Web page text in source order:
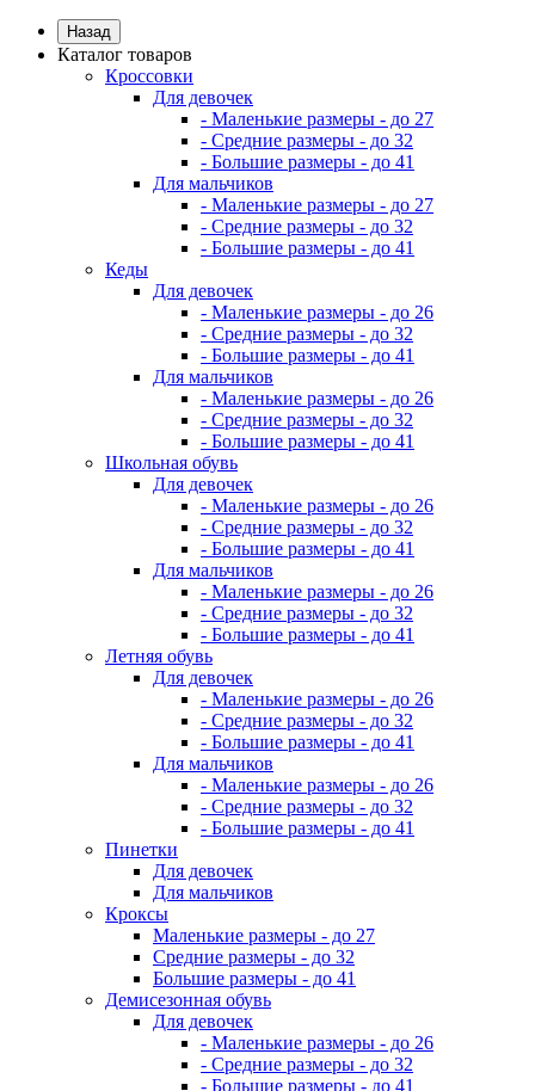
Назад
Каталог товаров
Кроссовки
Для девочек
- Маленькие размеры - до 27
- Средние размеры - до 32
- Большие размеры - до 41
Для мальчиков
- Маленькие размеры - до 27
- Средние размеры - до 32
- Большие размеры - до 41
Кеды
Для девочек
- Маленькие размеры - до 26
- Средние размеры - до 32
- Большие размеры - до 41
Для мальчиков
- Маленькие размеры - до 26
- Средние размеры - до 32
- Большие размеры - до 41
Школьная обувь
Для девочек
- Маленькие размеры - до 26
- Средние размеры - до 32
- Большие размеры - до 41
Для мальчиков
- Маленькие размеры - до 26
- Средние размеры - до 32
- Большие размеры - до 41
Летняя обувь
Для девочек
- Маленькие размеры - до 26
- Средние размеры - до 32
- Большие размеры - до 41
Для мальчиков
- Маленькие размеры - до 26
- Средние размеры - до 32
- Большие размеры - до 41
Пинетки
Для девочек
Для мальчиков
Кроксы
Маленькие размеры - до 27
Средние размеры - до 32
Большие размеры - до 41
Демисезонная обувь
Для девочек
- Маленькие размеры - до 26
- Средние размеры - до 32
- Большие размеры - до 41